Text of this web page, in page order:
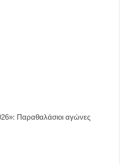
Παραθαλάσιοι αγώνες